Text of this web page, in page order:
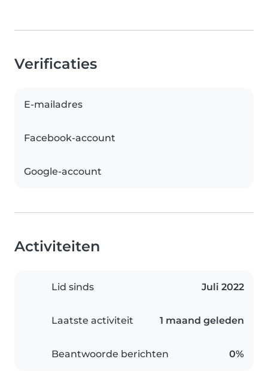
Verificaties
E-mailadres
Facebook-account
Google-account
Activiteiten
Lid sinds Juli 2022
Laatste activiteit 1 maand geleden
Beantwoorde berichten 0%